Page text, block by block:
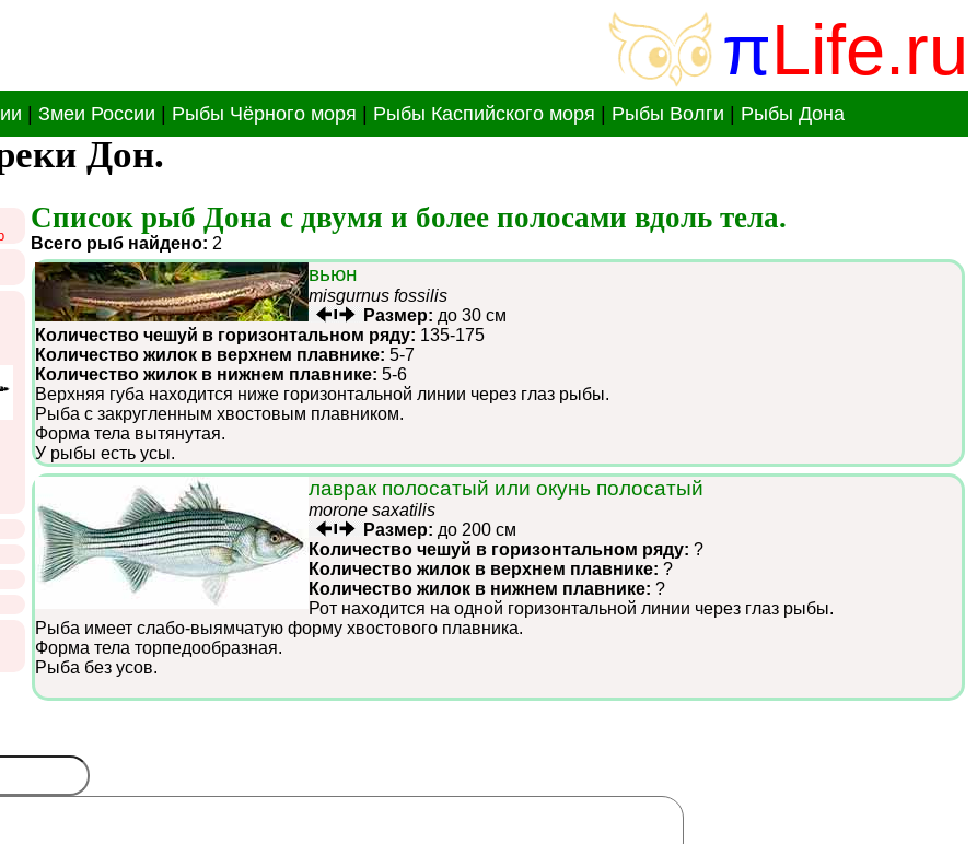
πLife.ru
Змеи России Рыбы Чёрного моря Рыбы Каспийского моря Рыбы Волги Рыбы Дона
Дон.
Список рыб Дона с двумя и более полосами вдоль тела.
Всего рыб найдено: 2
вьюн
misgurnus fossilis
Размер: до 30 см
Количество чешуй в горизонтальном ряду: 135-175
Количество жилок в верхнем плавнике:5-7
Количество жилок в нижнем плавнике:5-6
Верхняя губа находится ниже горизонтальной линии через глаз рыбы.
Рыба с закругленным хвостовым плавником.
Форма тела вытянутая.
У рыбы есть усы.
лаврак полосатый или окунь полосатый
morone saxatilis
Размер: до 200 см
Количество чешуй в горизонтальном ряду:?
Количество жилок в верхнем плавнике:?
Количество жилок в нижнем плавнике:?
Рот находится на одной горизонтальной линии через глаз рыбы.
Рыба имеет слабо-выямчатую форму хвостового плавника.
Форма тела торпедообразная.
Рыба без усов.